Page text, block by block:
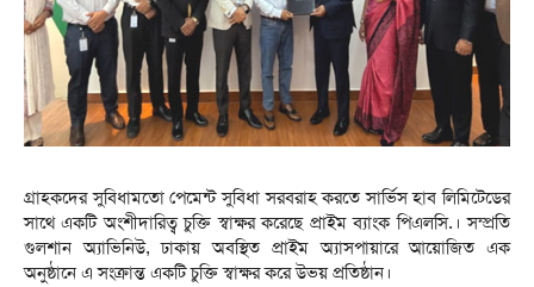
গ্রাহকদের সুবিধামতো পেমেন্ট সুবিধা সরবরাহ করতে সার্ভিস হাব লিমিটেডের
সাথে একটি অংশীদারিত্ব চুক্তি স্বাক্ষর করেছে প্রাইম ব্যাংক পিএলসি.। সম্প্রতি
গুলশান অ্যাভিনিউ, ঢাকায় অবস্থিত প্রাইম অ্যাসপায়ারে আয়োজিত এক
অনুষ্ঠানে এ সংক্রান্ত একটি চুক্তি স্বাক্ষর করে উভয় প্রতিষ্ঠান।